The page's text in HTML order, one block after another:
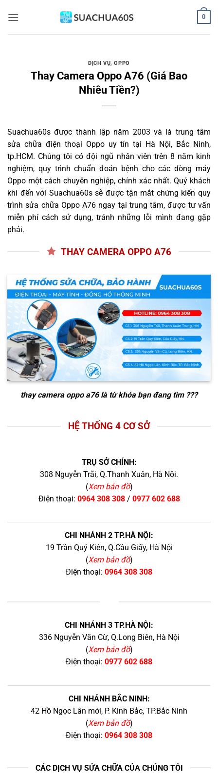
qua
0
DỊCH VỤ,OPPO
Thay Camera Oppo A76 (Giá Bao
Nhiêu Tiền?)
Suachua60s được thành lập năm 2003 và là trung tâm
sửa chữa điện thoại Oppo uy tín tại Hà Nội, Bắc Ninh,
tp.HCM. Chúng tôi có đội ngũ nhân viên trên 8 năm kinh
nghiệm, quy trình chuẩn đoán bệnh cho các dòng máy
Oppo một cách chuyên nghiệp, chính xác nhất. Quý khách
khi đến với Suachua60s sẽ được tận mắt chứng kiến quy
trình sửa chữa Oppo A76 ngay tại trung tâm, được tư vấn
miễn phí cách sử dụng, tránh những lỗi mình đang gặp
phải.
THAY CAMERA OPPO A76
thay camera oppo a76là từ khóa bạn đang tìm ???
HỆ THỐNG 4 CƠ SỞ
TRỤ SỞ CHÍNH:
308 Nguyễn Trãi, Q.Thanh Xuân, Hà Nội.
(Xem bản đồ)
Điện thoại: 0964 308 308/ 0977 602 688
CHI NHÁNH 2 TP.HÀ NỘI:
19 Trần Quý Kiên, Q.Cầu Giấy, Hà Nội
(Xem bản đồ)
Điện thoại: 0964 308 308
CHI NHÁNH 3 TP.HÀ NỘI:
336 Nguyễn Văn Cừ, Q.Long Biên, Hà Nội
(Xem bản đồ)
Điện thoại: 0977 602 688
CHI NHÁNH BẮC NINH:
42 Hồ Ngọc Lân mới, P. Kinh Bắc, TP.Bắc Ninh
(Xem bản đồ)
Điện thoại: 0964 308 308
CÁC DỊCH VỤ SỬA CHỮA CỦA CHÚNG TÔI